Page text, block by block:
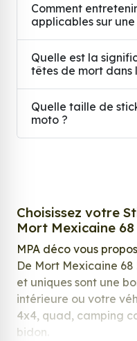
Comment
applicables sur
Quelle est la
têtes de mort dans
Quelle taille de
moto ?
Choisissez votre
Mort Mexicaine
MPA déco vous
De Mort Mexicaine
et uniques sont une
intérieure ou votre
4x4, quad, camping
bidon.